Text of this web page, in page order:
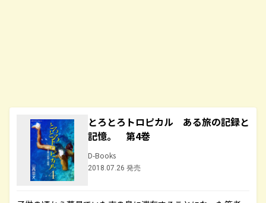
とろとろトロピカル ある旅の記録と
記憶。 第4巻
D-Books
2018.07.26 発売